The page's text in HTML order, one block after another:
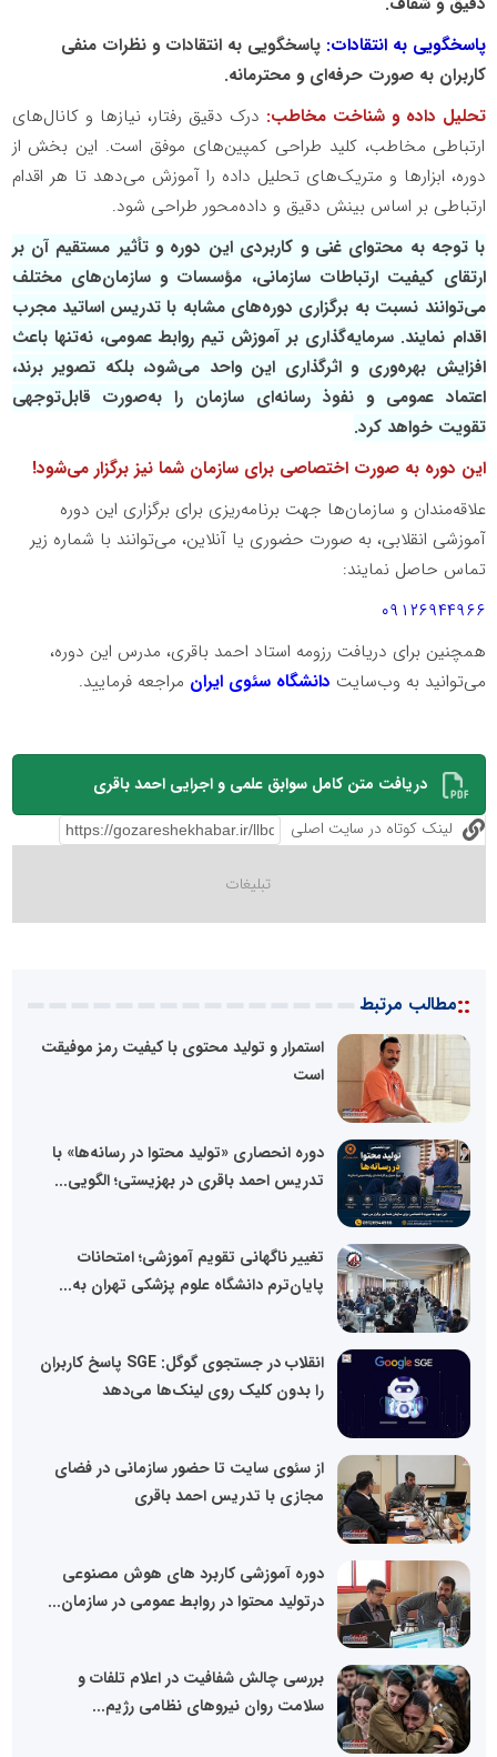
پاسخگویی به انتقادات:پاسخگویی به انتقادات و نظرات منفی
کاربران به صورت حرفه‌ای و محترمانه.
تحلیل داده و شناخت مخاطب: درک دقیق رفتار، نیازها و کانال‌های
ارتباطی مخاطب، کلید طراحی کمپین‌های موفق است. این بخش از
دوره، ابزارها و متریک‌های تحلیل داده را آموزش می‌دهد تا هر اقدام
ارتباطی بر اساس بینش دقیق و داده‌محور طراحی شود.
با توجه به محتوای غنی و کاربردی این دوره و تأثیر مستقیم آن بر
ارتقای کیفیت ارتباطات سازمانی، مؤسسات و سازمان‌های مختلف
می‌توانند نسبت به برگزاری دوره‌های مشابه با تدریس اساتید مجرب
اقدام نمایند. سرمایه‌گذاری بر آموزش تیم روابط عمومی، نه‌تنها باعث
افزایش بهره‌وری و اثرگذاری این واحد می‌شود، بلکه تصویر برند،
اعتماد عمومی و نفوذ رسانه‌ای سازمان را به‌صورت قابل‌توجهی
تقویت خواهد کرد.
این دوره به صورت اختصاصی برای سازمان شما نیز برگزار می‌شود!
علاقه‌مندان و سازمان‌ها جهت برنامه‌ریزی برای برگزاری این دوره
آموزشی انقلابی، به صورت حضوری یا آنلاین، می‌توانند با شماره زیر
تماس حاصل نمایند:
۰۹۱۲۶۹۴۴۹۶۶
همچنین برای دریافت رزومه استاد احمد باقری، مدرس این دوره،
می‌توانید به وب‌سایت دانشگاه سئوی ایران مراجعه فرمایید.
دریافت متن کامل سوابق علمی و اجرایی احمد باقری
لینک کوتاه در سایت اصلی
::مطالب مرتبط
استمرار و تولید محتوی با کیفیت رمز موفیقت
است
دوره انحصاری «تولید محتوا در رسانه‌ها» با
تدریس احمد باقری در بهزیستی؛ الگویی...
تغییر ناگهانی تقویم آموزشی؛ امتحانات
پایان‌ترم دانشگاه علوم پزشکی تهران به...
انقلاب در جستجوی گوگل: SGE پاسخ کاربران
را بدون کلیک روی لینک‌ها می‌دهد
از سئوی سایت تا حضور سازمانی در فضای
مجازی با تدریس احمد باقری
دوره آموزشی کاربرد های هوش مصنوعی
درتولید محتوا در روابط عمومی در سازمان...
بررسی چالش شفافیت در اعلام تلفات و
سلامت روان نیروهای نظامی رژیم...